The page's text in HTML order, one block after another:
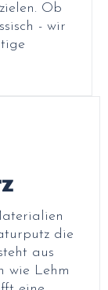
Ob
- wir
die
aus
wie Lehm